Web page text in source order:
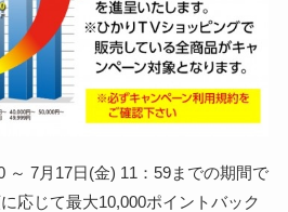
～ 7月17日(金) 11：59までの期間で
応じて最大10,000ポイントバック